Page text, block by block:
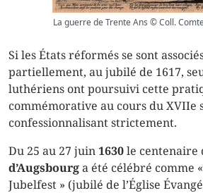
La guerre de Trente Ans © Coll.
Si les États réformés se sont
partiellement, au jubilé de 1617,
luthériens ont poursuivi cette
commémorative au cours du XVIIe
confessionnalisant strictement.
Du 25 au 27 juin1630le centenaire
d’Augsbourga été célébré comme
Jubelfest » (jubilé de l’Église